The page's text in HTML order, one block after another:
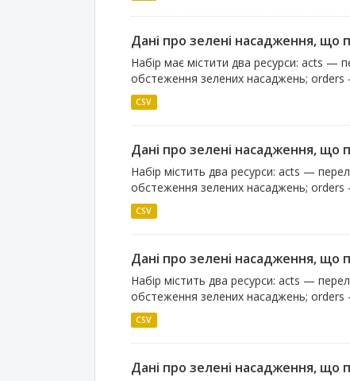
Дані про зелені насадження, що
Набір має містити два ресурси: acts —
обстеження зелених насаджень; orders
CSV
Дані про зелені насадження, що
Набір містить два ресурси: acts —
обстеження зелених насаджень; orders
CSV
Дані про зелені насадження, що
Набір містить два ресурси: acts —
обстеження зелених насаджень; orders
CSV
Дані про зелені насадження, що